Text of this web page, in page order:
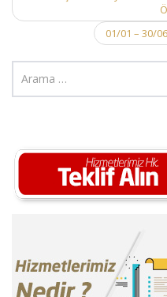
01/01 – 30/